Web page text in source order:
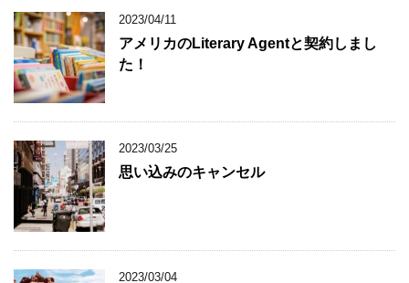
2023/04/11
アメリカのLiterary Agentと契約しまし
た！
2023/03/25
思い込みのキャンセル
2023/03/04